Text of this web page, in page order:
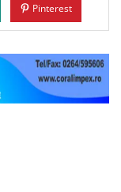
Pinterest